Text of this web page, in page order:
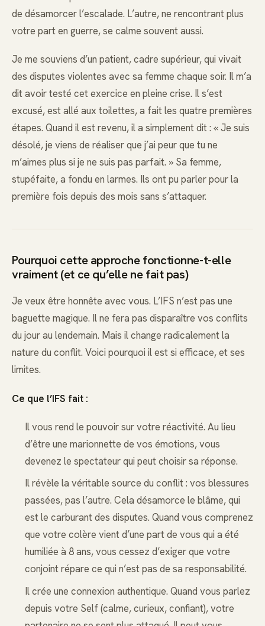
de désamorcer l’escalade. L’autre, ne rencontrant plus
votre part en guerre, se calme souvent aussi.
Je me souviens d’un patient, cadre supérieur, qui vivait
des disputes violentes avec sa femme chaque soir. Il m’a
dit avoir testé cet exercice en pleine crise. Il s’est
excusé, est allé aux toilettes, a fait les quatre premières
étapes. Quand il est revenu, il a simplement dit : « Je suis
désolé, je viens de réaliser que j’ai peur que tu ne
m’aimes plus si je ne suis pas parfait. » Sa femme,
stupéfaite, a fondu en larmes. Ils ont pu parler pour la
première fois depuis des mois sans s’attaquer.
Pourquoi cette approche fonctionne-t-elle
vraiment (et ce qu’elle ne fait pas)
Je veux être honnête avec vous. L’IFS n’est pas une
baguette magique. Il ne fera pas disparaître vos conflits
du jour au lendemain. Mais il change radicalement la
nature du conflit. Voici pourquoi il est si efficace, et ses
limites.
Ce que l’IFS fait :
Il vous rend le pouvoir sur votre réactivité. Au lieu
d’être une marionnette de vos émotions, vous
devenez le spectateur qui peut choisir sa réponse.
Il révèle la véritable source du conflit : vos blessures
passées, pas l’autre. Cela désamorce le blâme, qui
est le carburant des disputes. Quand vous comprenez
que votre colère vient d’une part de vous qui a été
humiliée à 8 ans, vous cessez d’exiger que votre
conjoint répare ce qui n’est pas de sa responsabilité.
Il crée une connexion authentique. Quand vous parlez
depuis votre Self (calme, curieux, confiant), votre